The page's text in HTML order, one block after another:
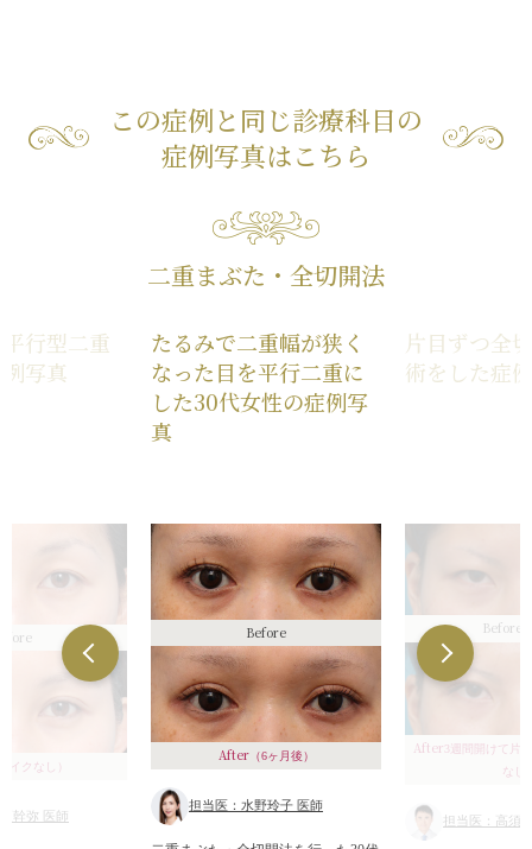
この症例と同じ診療科目の
症例写真はこちら
二重まぶた・全切開法
行型二重
写真
イクなし）
幹弥 医師
たるみで二重幅が狭く
なった目を平行二重に
した30代女性の症例写
真
Before
After（6ヶ月後）
担当医：水野玲子 医師
片目ずつ全
術をした症
Before
After3週間開けて片
なし
担当医：高須